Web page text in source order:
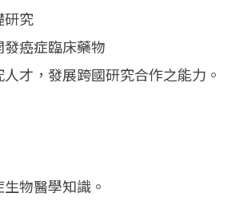
研究
癌症臨床藥物
才，發展跨國研究合作之能力。
物醫學知識。